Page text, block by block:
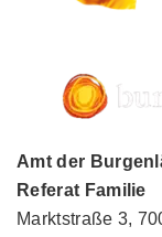
Amt der
Referat Familie
Marktstraße 3,